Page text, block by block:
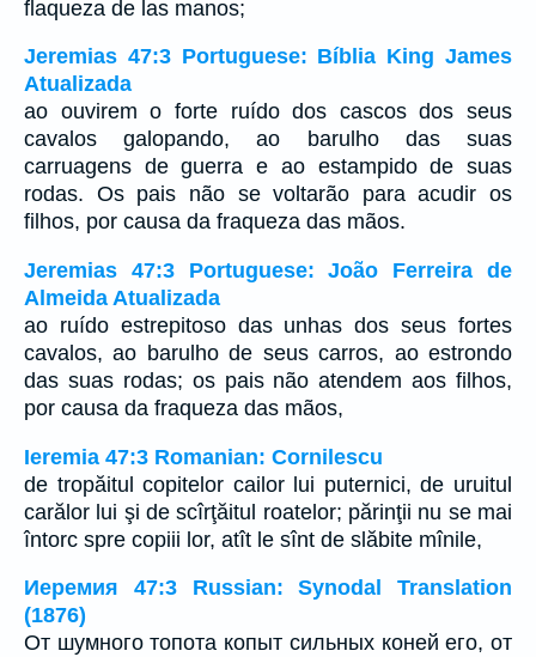
flaqueza de las manos;
Jeremias 47:3 Portuguese: Bíblia King James
Atualizada
ao ouvirem o forte ruído dos cascos dos seus
cavalos galopando, ao barulho das suas
carruagens de guerra e ao estampido de suas
rodas. Os pais não se voltarão para acudir os
filhos, por causa da fraqueza das mãos.
Jeremias 47:3 Portuguese: João Ferreira de
Almeida Atualizada
ao ruído estrepitoso das unhas dos seus fortes
cavalos, ao barulho de seus carros, ao estrondo
das suas rodas; os pais não atendem aos filhos,
por causa da fraqueza das mãos,
Ieremia 47:3 Romanian: Cornilescu
de tropăitul copitelor cailor lui puternici, de uruitul
carălor lui şi de scîrţăitul roatelor; părinţii nu se mai
întorc spre copiii lor, atît le sînt de slăbite mînile,
Иеремия 47:3 Russian: Synodal Translation
(1876)
От шумного топота копыт сильных коней его, от